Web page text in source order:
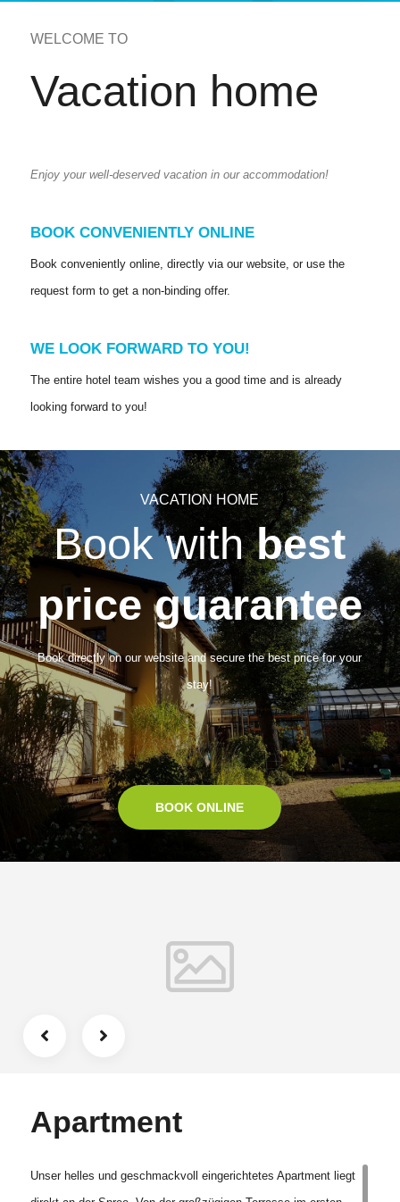
WELCOME TO
Vacation home
Enjoy your well-deserved vacation in our accommodation!
BOOK CONVENIENTLY ONLINE
Book conveniently online, directly via our website, or use the
request form to get a non-binding offer.
WE LOOK FORWARD TO YOU!
The entire hotel team wishes you a good time and is already
looking forward to you!
VACATION HOME
Book withbest
price guarantee
Book directly on our website and secure the best price for your
stay!
BOOK ONLINE
Apartment
Unser helles und geschmackvoll eingerichtetes Apartment liegt